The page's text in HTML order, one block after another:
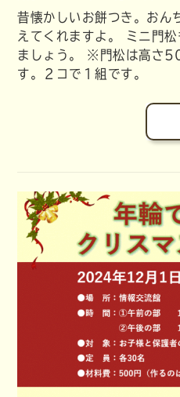
昔懐かしいお餅つき。おん
えてくれますよ。 ミニ門
ましょう。 ※門松は高さ
す。２コで１組です。